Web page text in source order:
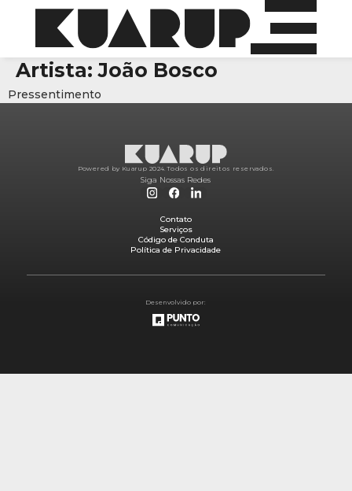
Artista:João Bosco
Pressentimento
Powered by Kuarup 2024. Todos os direitos reservados.
Siga Nossas Redes
Contato
Serviços
Código de Conduta
Política de Privacidade
Desenvolvido por: